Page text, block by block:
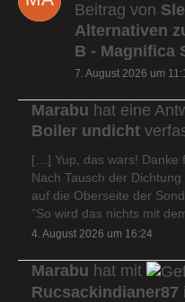
Beitrag von
Alternativen
B - Magnifica
7. August 2026 um
Marabu hat eine
Boiler undicht
[…] Yup, das wars! Danke
Nach Tausch der
auf die Oberseite der
"So wird das nichts mit
4. August 2026 um 16:24
Marabu hat mit
Rucsackindianer87